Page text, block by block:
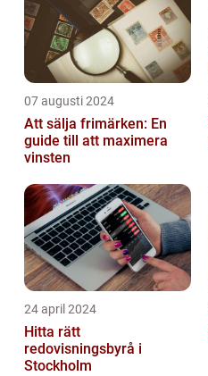
07 augusti 2024
Att sälja frimärken: En
guide till att maximera
vinsten
24 april 2024
Hitta rätt
redovisningsbyrå i
Stockholm